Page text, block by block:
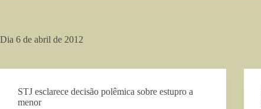
Dia 6 de abril de 2012
STJ esclarece decisão polêmica sobre estupro a
menor